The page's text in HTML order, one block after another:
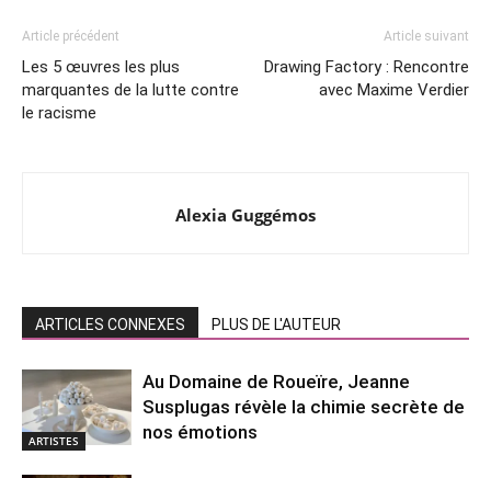
Article précédent
Les 5 œuvres les plus
marquantes de la lutte contre
le racisme
Article suivant
Drawing Factory : Rencontre
avec Maxime Verdier
Alexia Guggémos
ARTICLES CONNEXES PLUS DE L'AUTEUR
ARTISTES
Au Domaine de Roueïre, Jeanne
Susplugas révèle la chimie secrète de
nos émotions